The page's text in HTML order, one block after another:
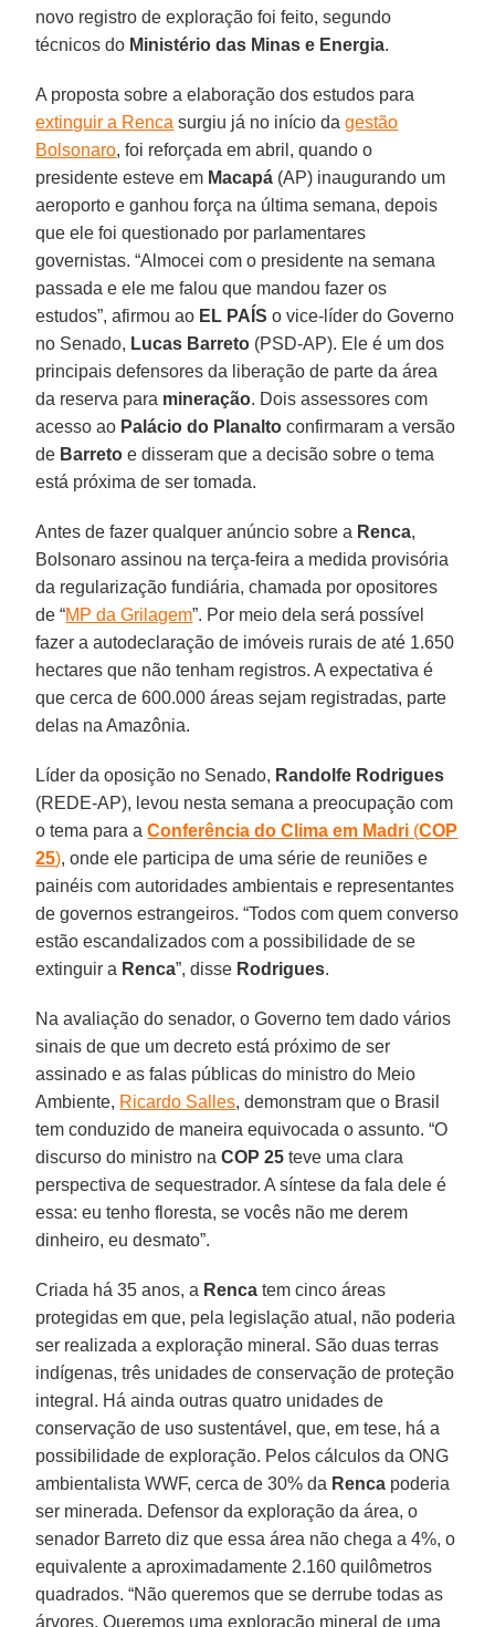
novo registro de exploração foi feito, segundo
técnicos do Ministério das Minas e Energia.
A proposta sobre a elaboração dos estudos para
extinguir a Renca surgiu já no início dagestão
Bolsonaro, foi reforçada em abril, quando o
presidente esteve em Macapá (AP) inaugurando um
aeroporto e ganhou força na última semana, depois
que ele foi questionado por parlamentares
governistas. “Almocei com o presidente na semana
passada e ele me falou que mandou fazer os
estudos”, afirmou ao EL PAÍS o vice-líder do Governo
no Senado, Lucas Barreto (PSD-AP). Ele é um dos
principais defensores da liberação de parte da área
da reserva para mineração. Dois assessores com
acesso ao Palácio do Planalto confirmaram a versão
de Barreto e disseram que a decisão sobre o tema
está próxima de ser tomada.
Antes de fazer qualquer anúncio sobre a Renca,
Bolsonaro assinou na terça-feira a medida provisória
da regularização fundiária, chamada por opositores
de “MP da Grilagem”. Por meio dela será possível
fazer a autodeclaração de imóveis rurais de até 1.650
hectares que não tenham registros. A expectativa é
que cerca de 600.000 áreas sejam registradas, parte
delas na Amazônia.
Líder da oposição no Senado, Randolfe Rodrigues
(REDE-AP), levou nesta semana a preocupação com
o tema para aConferência do Clima em Madri (COP
25), onde ele participa de uma série de reuniões e
painéis com autoridades ambientais e representantes
de governos estrangeiros. “Todos com quem converso
estão escandalizados com a possibilidade de se
extinguir a Renca”, disse Rodrigues.
Na avaliação do senador, o Governo tem dado vários
sinais de que um decreto está próximo de ser
assinado e as falas públicas do ministro do Meio
Ambiente, Ricardo Salles, demonstram que o Brasil
tem conduzido de maneira equivocada o assunto. “O
discurso do ministro naCOP 25 teve uma clara
perspectiva de sequestrador. A síntese da fala dele é
essa: eu tenho floresta, se vocês não me derem
dinheiro, eu desmato”.
Criada há 35 anos, a Renca tem cinco áreas
protegidas em que, pela legislação atual, não poderia
ser realizada a exploração mineral. São duas terras
indígenas, três unidades de conservação de proteção
integral. Há ainda outras quatro unidades de
conservação de uso sustentável, que, em tese, há a
possibilidade de exploração. Pelos cálculos da ONG
ambientalista WWF, cerca de 30% da Renca poderia
ser minerada. Defensor da exploração da área, o
senador Barreto diz que essa área não chega a 4%, o
equivalente a aproximadamente 2.160 quilômetros
quadrados. “Não queremos que se derrube todas as
árvores. Queremos uma exploração mineral de uma